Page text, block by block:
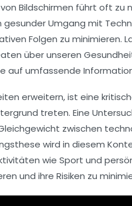
Bildschirmen führt oft zu
Umgang mit
Folgen zu minimieren.
über unseren
auf umfassende
erweitern, ist eine
treten. Eine
zwischen
wird in diesem
wie Sport und
und ihre Risiken zu